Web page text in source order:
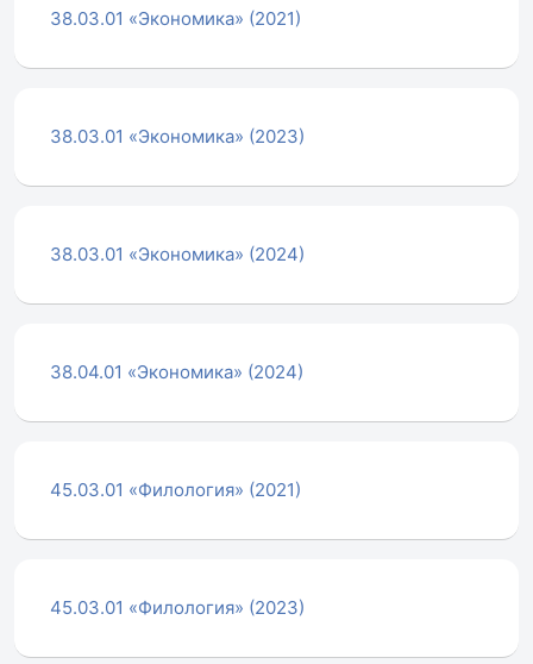
38.03.01 «Экономика» (2021)
38.03.01 «Экономика» (2023)
38.03.01 «Экономика» (2024)
38.04.01 «Экономика» (2024)
45.03.01 «Филология» (2021)
45.03.01 «Филология» (2023)